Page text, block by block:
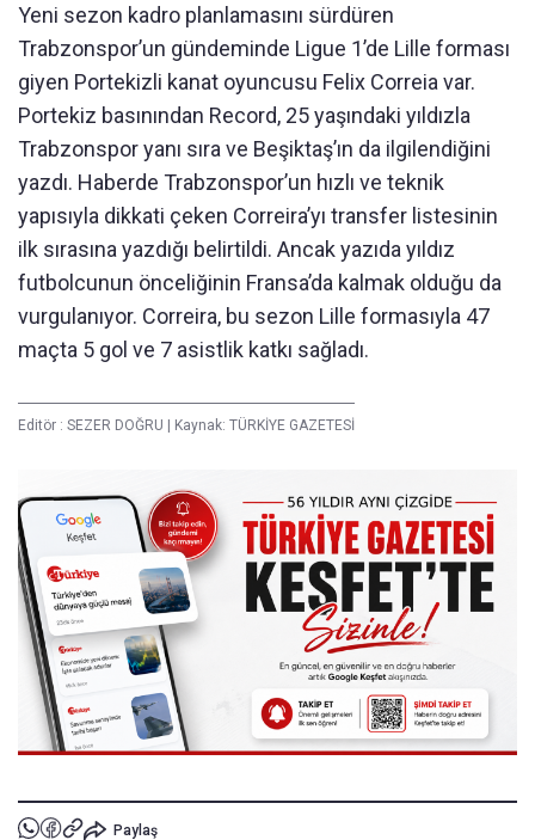
Yeni sezon kadro planlamasını sürdüren
Trabzonspor’un gündeminde Ligue 1’de Lille forması
giyen Portekizli kanat oyuncusu Felix Correia var.
Portekiz basınından Record, 25 yaşındaki yıldızla
Trabzonspor yanı sıra ve Beşiktaş’ın da ilgilendiğini
yazdı. Haberde Trabzonspor’un hızlı ve teknik
yapısıyla dikkati çeken Correira’yı transfer listesinin
ilk sırasına yazdığı belirtildi. Ancak yazıda yıldız
futbolcunun önceliğinin Fransa’da kalmak olduğu da
vurgulanıyor. Correira, bu sezon Lille formasıyla 47
maçta 5 gol ve 7 asistlik katkı sağladı.
Editör : SEZER DOĞRU | Kaynak: TÜRKİYE GAZETESİ
Paylaş